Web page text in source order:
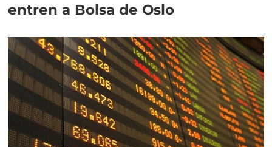
entren a Bolsa de Oslo